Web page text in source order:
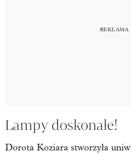
Lampy doskonałe!
Dorota Koziara stworzyła